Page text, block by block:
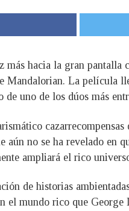
más hacia la gran
Mandalorian. La
de uno de los dúos más
aún no se ha revelado
ampliará el rico
de historias
el mundo rico que